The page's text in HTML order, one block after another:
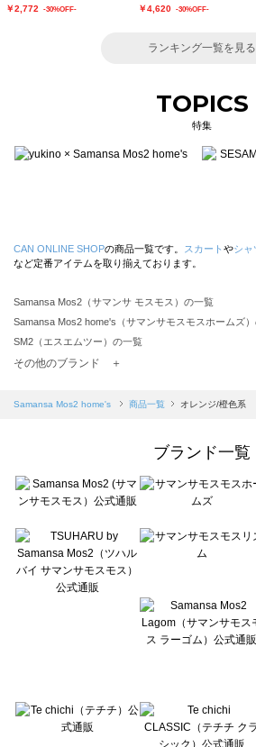
￥2,772 -30%OFF- ￥4,620 -30%OFF-
ランキング一覧を見る
TOPICS
特集
CAN ONLINE SHOPの商品一覧です。 スカート やシャ
など定番アイテムを取り揃えております。
Samansa Mos2（サマンサ モスモス）の一覧
Samansa Mos2 home's（サマンサモスモスホームズ
SM2（エスエムツー）の一覧
TSUHARU by Samansa Mos2（ツハルバイサマンサモ
Samansa Mos2 blue（サマンサモスモス ブルー）の一
Te chichi（テチチ）の一覧
Te chichi CLASSIC（テチチ クラシック）の一覧
Lugnoncure（ルノンキュール）の一覧
BETTY'S BLUE（べティーズブルー）の一覧
Wpc.（ワールドパーティー）の一覧
その他のブランド ＋
Samansa Mos2 home's 商品一覧 オレンジ/橙色系
ブランド一覧